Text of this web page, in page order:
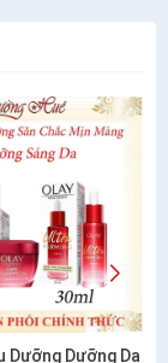
Dưỡng Dưỡng Da